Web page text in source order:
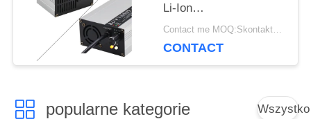
Li-Ion
Motocykl/rowerek
Contact me MOQ:Skontaktuj się ze mną
CONTACT
popularne kategorie Wszystko